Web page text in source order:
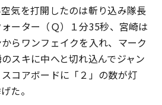
気を打開したのは斬り込み隊長
ーター（Ｑ）１分35秒、宮崎は
らワンフェイクを入れ、マーク
スキに中へと切れ込んでジャン
コアボードに「２」の数が灯
た。